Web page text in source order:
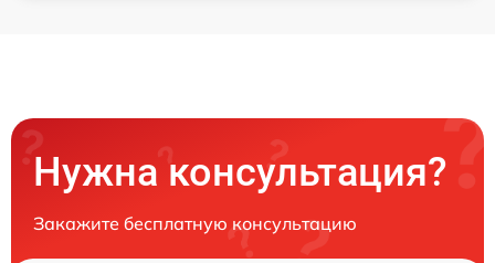
Нужна консультация?
Закажите бесплатную консультацию